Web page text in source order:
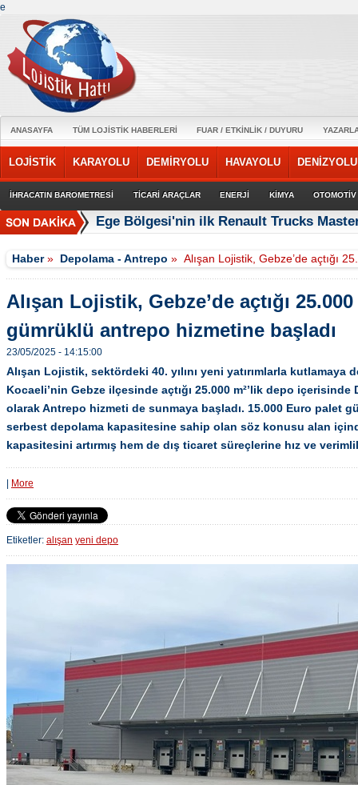
e
ANASAYFA TÜM LOJİSTİK HABERLERİ FUAR / ETKİNLİK / DUYURU
LOJİSTİK KARAYOLU DEMİRYOLU HAVAYOLU DENİZYOLU
İHRACATIN BAROMETRESİ TİCARİ ARAÇLAR ENERJİ KİMYA OTOMOTİV
Ege Bölgesi'nin ilk Renault Trucks
Haber» Depolama - Antrepo »Alışan Lojistik, Gebze’de açtığı
Alışan Lojistik, Gebze’de açtığı
gümrüklü antrepo hizmetine başladı
23/05/2025 - 14:15:00
Alışan Lojistik, sektördeki 40. yılını yeni yatırımlarla kutlamaya
Kocaeli’nin Gebze ilçesinde açtığı 25.000 m²’lik depo içerisinde
olarak Antrepo hizmeti de sunmaya başladı. 15.000 Euro palet
serbest depolama kapasitesine sahip olan söz konusu alan
kapasitesini artırmış hem de dış ticaret süreçlerine hız ve
More
Etiketler: alışan yeni depo